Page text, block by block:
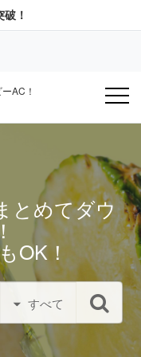
破！
AC！
とめてダウ
OK！
すべて